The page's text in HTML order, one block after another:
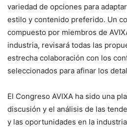
variedad de opciones para
estilo y contenido preferido. Un
compuesto por miembros de
industria, revisará todas las
estrecha colaboración con los
seleccionados para afinar los
El Congreso AVIXA ha sido una
discusión y el análisis de las
y las oportunidades en la